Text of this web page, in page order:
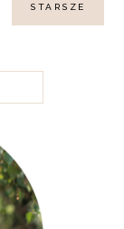
STARSZE